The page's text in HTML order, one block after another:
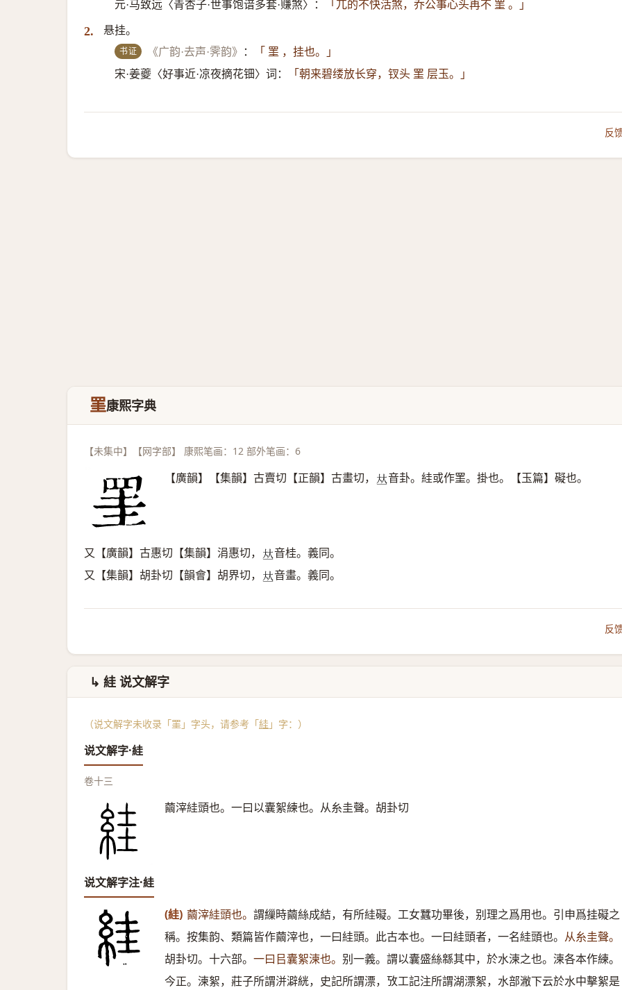
元·马致远〈青杏子·世事饱谙多套·赚煞〉：
「兀的不快活煞，乔公事心头再不 罣 。」
2. 悬挂。
书证 《广韵·去声·霁韵》 ：
「 罣 ，挂也。」
宋·姜夔〈好事近·凉夜摘花钿〉词：
「朝来碧缕放长穿，钗头 罣 层玉。」
反
罣康熙字典
【未集中】【网字部】 康熙笔画：12 部外笔画：6
【廣韻】【集韻】古賣切【正韻】古畫切， 𠀤音卦。絓或作罣。掛也。【玉篇】礙也。
又【廣韻】古惠切【集韻】涓惠切， 𠀤音桂。義同。
又【集韻】胡卦切【韻會】胡界切， 𠀤音畫。義同。
反
↳ 絓 说文解字
（说文解字未收录「罣」字头，请参考「絓 」字：）
说文解字·絓
卷十三
繭滓絓頭也。一曰以囊絮練也。从糸圭聲。胡卦切
说文解字注·絓
(絓) 繭滓絓頭也。 謂繅時繭絲成結，有所絓礙。工女蠶功畢後，别理之爲用也。引申爲挂礙之
稱。按集韵、類篇皆作繭滓也，一曰絓頭。此古本也。一曰絓頭者，一名絓頭也。 从糸圭聲。
胡卦切。十六部。 一曰㠯囊絮湅也。 别一義。謂以囊盛絲緜其中，於水湅之也。湅各本作練。
今正。湅絮，莊子所謂洴澼絖，史記所謂漂，攷工記注所謂湖漂絮，水部潎下云於水中擊絮是